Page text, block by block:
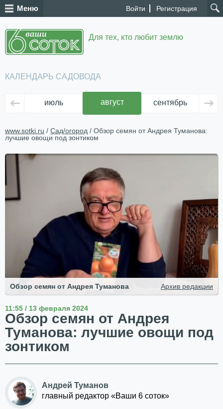
Войти Регистрация
Меню
Для тех, кто любит землю
КАЛЕНДАРЬ САДОВОДА
июль август сентябрь
www.sotki.ru / Сад/огород / Обзор семян от Андрея Туманова:
лучшие овощи под зонтиком
Архив редакции
Обзор семян от Андрея Туманова
11:55 / 13 февраля 2024
Обзор семян от Андрея
Туманова: лучшие овощи под
зонтиком
Андрей Туманов
главный редактор «Ваши 6 соток»